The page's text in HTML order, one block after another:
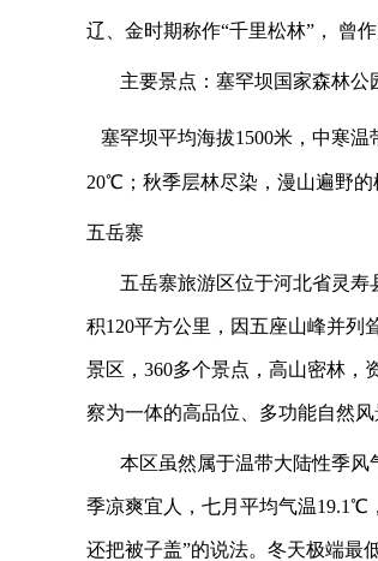
辽、金时期称作“千里松林” ， 曾
主要景点：塞罕坝国家森林公
塞罕坝平均海拔1500米，中寒温
20℃；秋季层林尽染，漫山遍野的
五岳寨
五岳寨旅游区位于河北省灵
积120平方公里，因五座山峰并列
景区， 360多个景点，高山密林，
察为一体的高品位、多功能自然
本区虽然属于温带大陆性季
季凉爽宜人，七月平均气温19.1℃
还把被子盖”的说法。冬天极端最